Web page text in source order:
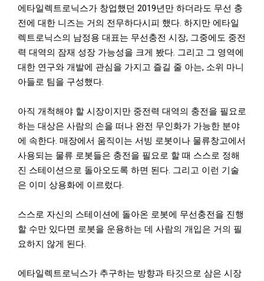
에타일렉트로닉스가 창업했던 2019년만 하더라도 무선 충
전에 대한 니즈는 거의 전무하다시피 했다. 하지만 에타일
렉트로닉스의 남정용 대표는 무선충전 시장, 그중에도 중전
력 대역의 잠재 성장 가능성을 크게 봤다. 그리고 그 영역에
대한 연구와 개발에 관심을 가지고 즐길 줄 아는, 소위 마니
아들로 팀을 구성했다.
아직 개척해야 할 시장이지만 중전력 대역의 충전을 필요로
하는 대상은 사람의 손을 떠나 완전 무인화가 가능한 분야
에 속한다. 매장에서 움직이는 서빙 로봇이나 물류창고에서
사용되는 물류 로봇들은 충전을 필요로 할 때 스스로 정해
진 스테이션으로 돌아오도록 하면 된다. 그리고 이런 기술
은 이미 상용화에 이르렀다.
스스로 자신의 스테이션에 돌아온 로봇에 무선충전을 진행
할 수만 있다면 로봇을 운용하는 데 사람의 개입은 거의 필
요하지 않게 된다.
에타일렉트로닉스가 추구하는 방향과 타깃으로 삼은 시장